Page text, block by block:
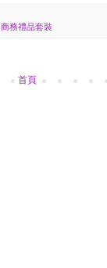
商務禮品套裝
首頁